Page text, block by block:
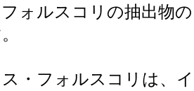
ォルスコリの抽出物
・フォルスコリは、